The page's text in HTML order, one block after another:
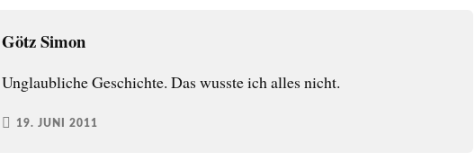
Götz Simon
Unglaubliche Geschichte. Das wusste ich alles nicht.
19. JUNI 2011